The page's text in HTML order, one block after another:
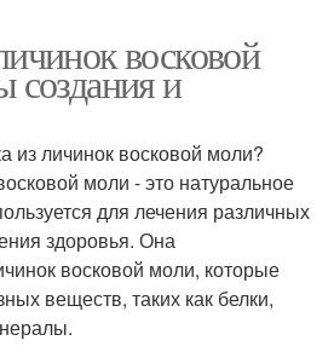
восковой
создания и
из личинок восковой моли?
моли - это натуральное
для лечения различных
здоровья. Она
восковой моли, которые
веществ, таких как белки,